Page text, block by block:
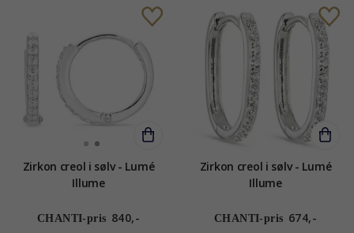
Zirkon creol i sølv - Lumé
Illume
CHANTI-pris 840,-
Zirkon creol i sølv - Lumé
Illume
CHANTI-pris 674,-